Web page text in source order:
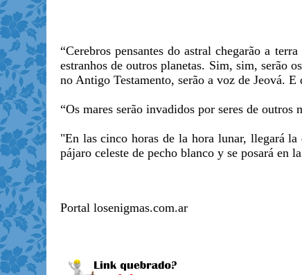
“Cerebros pensantes do astral chegarão a
estranhos de outros planetas. Sim, sim, serão
no Antigo Testamento, serão a voz de Jeová. E
“Os mares serão invadidos por seres de outros
"En las cinco horas de la hora lunar, llegará
pájaro celeste de pecho blanco y se posará en
Portal losenigmas.com.ar